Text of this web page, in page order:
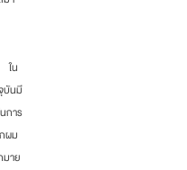
น
บันมี
การ
ผม
มาย